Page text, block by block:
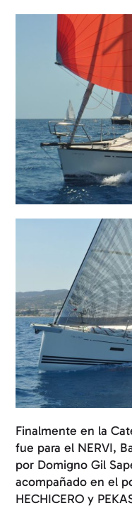
Finalmente en la
fue para el NERVI,
por Domigno Gil
acompañado en el
HECHICERO y